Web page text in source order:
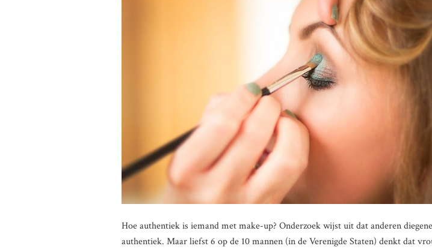
Hoe authentiek is iemand met make-up? Onderzoek wijst uit dat anderen
authentiek. Maar liefst 6 op de 10 mannen (in de Verenigde Staten) denkt dat